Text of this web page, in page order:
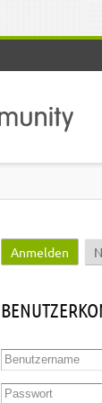
Haupt-Reiter
Anmelden
Benutzername
Passwort